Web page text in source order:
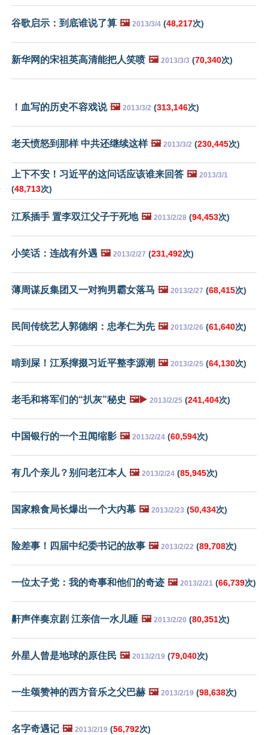
谷歌启示：到底谁说了算 🖼️ 2013/3/4 (48,217次)
新华网的宋祖英高清能把人笑喷 🖼️ 2013/3/3 (70,340次)
！血写的历史不容戏说 🖼️ 2013/3/2 (313,146次)
老天愤怒到那样 中共还继续这样 🖼️ 2013/3/2 (230,445次)
上下不安！习近平的这问话应该谁来回答 🖼️ 2013/3/1
(48,713次)
江系插手 置李双江父子于死地 🖼️ 2013/2/28 (94,453次)
小笑话：连战有外遇 🖼️ 2013/2/27 (231,492次)
薄周谋反集团又一对狗男霸女落马 🖼️ 2013/2/27 (68,415次)
民间传统艺人郭德纲：忠孝仁为先 🖼️ 2013/2/26 (61,640次)
啃到屎！江系撺掇习近平整李源潮 🖼️ 2013/2/25 (64,130次)
老毛和将军们的“扒灰”秘史 🖼️▶️ 2013/2/25 (241,404次)
中国银行的一个丑闻缩影 🖼️ 2013/2/24 (60,594次)
有几个亲儿？别问老江本人 🖼️ 2013/2/24 (85,945次)
国家粮食局长爆出一个大内幕 🖼️ 2013/2/23 (50,434次)
险差事！四届中纪委书记的故事 🖼️ 2013/2/22 (89,708次)
一位太子党：我的奇事和他们的奇迹 🖼️ 2013/2/21 (66,739次)
鼾声伴奏京剧 江亲信一水儿睡 🖼️ 2013/2/20 (80,351次)
外星人曾是地球的原住民 🖼️ 2013/2/19 (79,040次)
一生颂赞神的西方音乐之父巴赫 🖼️ 2013/2/19 (98,638次)
名字奇遇记 🖼️ 2013/2/19 (56,792次)